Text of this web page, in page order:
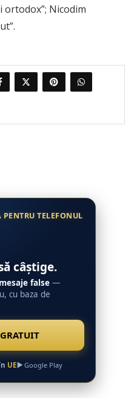
ortodox”; Nicodim
TELEFONUL
câștige.
false —
cu baza de
UE Google Play